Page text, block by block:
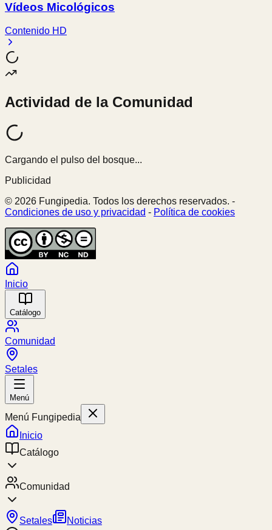
Vídeos Micológicos
Contenido HD
Actividad de la Comunidad
Cargando el pulso del bosque...
Publicidad
© 2026 Fungipedia. Todos los derechos reservados. -
Condiciones de uso y privacidad - Política de cookies
Inicio
Catálogo
Comunidad
Setales
Menú
Menú Fungipedia
Inicio
Catálogo
Comunidad
Setales
Noticias